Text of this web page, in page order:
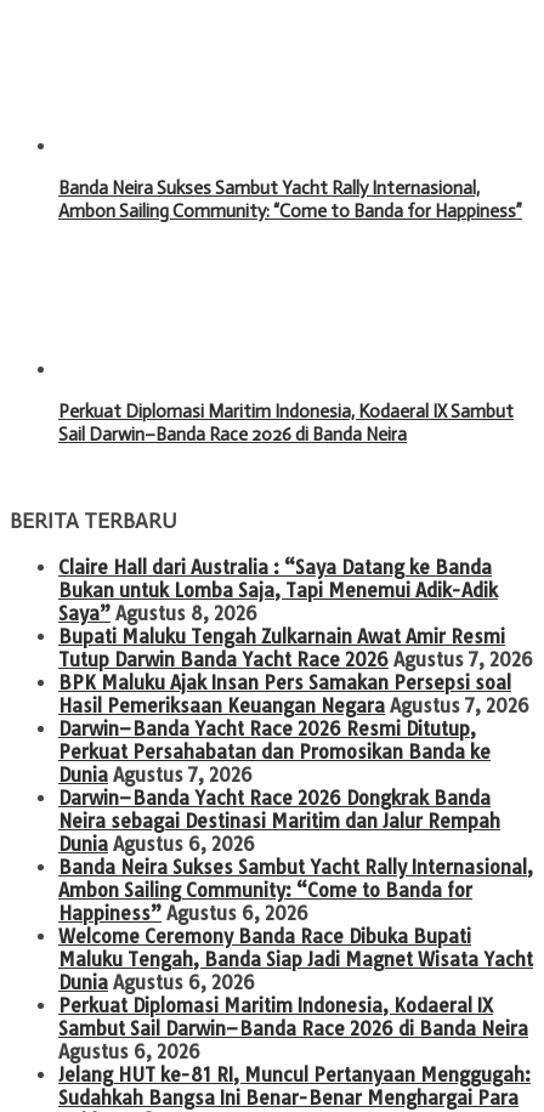
Banda Neira Sukses Sambut Yacht Rally Internasional,
Ambon Sailing Community: “Come to Banda for Happiness”
Perkuat Diplomasi Maritim Indonesia, Kodaeral IX Sambut
Sail Darwin–Banda Race 2026 di Banda Neira
BERITA TERBARU
Claire Hall dari Australia : “Saya Datang ke Banda
Bukan untuk Lomba Saja, Tapi Menemui Adik-Adik
Saya” Agustus 8, 2026
Bupati Maluku Tengah Zulkarnain Awat Amir Resmi
Tutup Darwin Banda Yacht Race 2026 Agustus 7, 2026
BPK Maluku Ajak Insan Pers Samakan Persepsi soal
Hasil Pemeriksaan Keuangan Negara Agustus 7, 2026
Darwin–Banda Yacht Race 2026 Resmi Ditutup,
Perkuat Persahabatan dan Promosikan Banda ke
Dunia Agustus 7, 2026
Darwin–Banda Yacht Race 2026 Dongkrak Banda
Neira sebagai Destinasi Maritim dan Jalur Rempah
Dunia Agustus 6, 2026
Banda Neira Sukses Sambut Yacht Rally Internasional,
Ambon Sailing Community: “Come to Banda for
Happiness” Agustus 6, 2026
Welcome Ceremony Banda Race Dibuka Bupati
Maluku Tengah, Banda Siap Jadi Magnet Wisata Yacht
Dunia Agustus 6, 2026
Perkuat Diplomasi Maritim Indonesia, Kodaeral IX
Sambut Sail Darwin–Banda Race 2026 di Banda Neira
Agustus 6, 2026
Jelang HUT ke-81 RI, Muncul Pertanyaan Menggugah:
Sudahkah Bangsa Ini Benar-Benar Menghargai Para